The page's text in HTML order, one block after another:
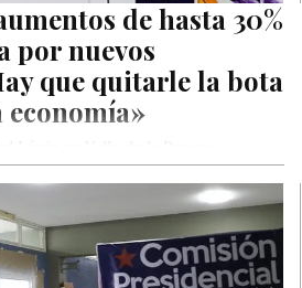
de hasta 30%
por nuevos
que quitarle la bota
economía»